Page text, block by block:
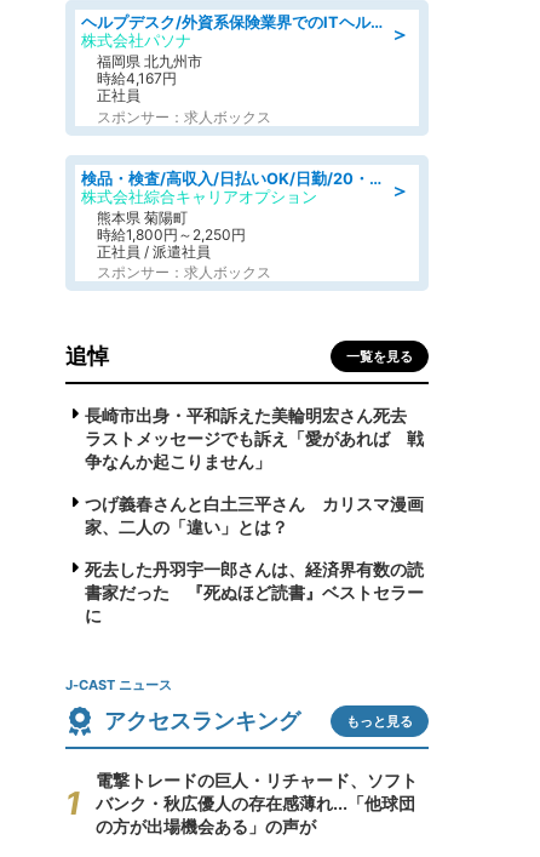
＞
ヘルプデスク/外資系保険業界でのITヘルプデスク業務/駅近/即日勤務可/ヘルプデスク
株式会社パソナ
福岡県 北九州市
時給4,167円
正社員
スポンサー：求人ボックス
＞
検品・検査/高収入/日払いOK/日勤/20・30・40代活躍中/製造 工場
株式会社綜合キャリアオプション
熊本県 菊陽町
時給1,800円～2,250円
正社員 / 派遣社員
スポンサー：求人ボックス
追悼 一覧を見る
長崎市出身・平和訴えた美輪明宏さん死去
ラストメッセージでも訴え「愛があれば 戦
争なんか起こりません」
つげ義春さんと白土三平さん カリスマ漫画
家、二人の「違い」とは？
死去した丹羽宇一郎さんは、経済界有数の読
書家だった 『死ぬほど読書』ベストセラー
に
J-CAST ニュース
アクセスランキング もっと見る
電撃トレードの巨人・リチャード、ソフト
バンク・秋広優人の存在感薄れ...「他球団
の方が出場機会ある」の声が